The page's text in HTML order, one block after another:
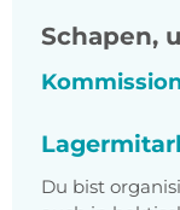
Schapen,
Du bist